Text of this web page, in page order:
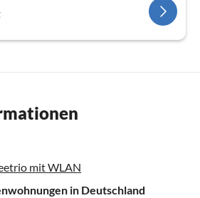
mit WLAN
in Deutschland